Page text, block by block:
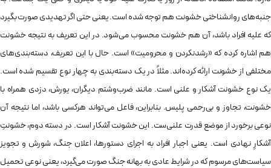
جنبه‌های روانشناختی خشونت هم توجه شده است. یعنی حتی اگر تهدیدی صورت بگیرد
که علیه افراد باشد، آن هم خشونت محسوب می‌شود. در این تعریف به نتیجه‌ خشونت
هم اشاره کرده که «رشدنکردن و محرومیت» است. حال با این تعریف، دسته‌بندی‌های
مختلفی از خشونت ارائه کرده‌اند. مثلاً در یک دسته‌بندی به چهار نوع تقسیم شده است.
یک نوع خشونت آشکار و علنی است. مانند ضرب‌وشتم دیگران، یورش، دزدی همراه با
خشونت، تجاوز و بی‌رحمی پلیس. بنابراین، فاعل می‌تواند هرکسی باشد، اما نتیجه‌ آن
نوعی برخورد از موضع قدرت علنی‌ست. این خشونت آشکار است. در دسته‌ دوم، خشونتِ
آشکارِ نهادی است. یعنی اجبار افراد به اجرای دستورها، اعلان جنگ، شورش و تجویز
سیاست‌های مرسوم که در شرایط عادی به بهانه‌ جنگ صورت می‌گیرد، یعنی نوعی تحمیل